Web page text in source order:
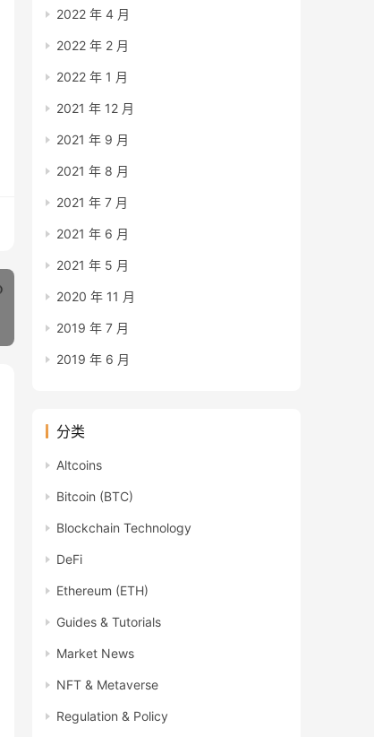
2022 年 4 月
2022 年 2 月
2022 年 1 月
2021 年 12 月
2021 年 9 月
2021 年 8 月
2021 年 7 月
2021 年 6 月
2021 年 5 月
2020 年 11 月
2019 年 7 月
2019 年 6 月
分类
Altcoins
Bitcoin (BTC)
Blockchain Technology
DeFi
Ethereum (ETH)
Guides & Tutorials
Market News
NFT & Metaverse
Regulation & Policy